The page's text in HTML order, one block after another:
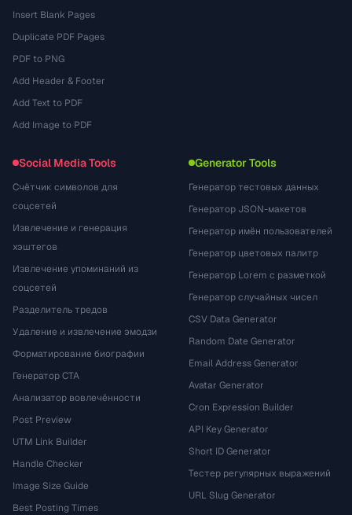
Insert Blank Pages
Duplicate PDF Pages
PDF to PNG
Add Header & Footer
Add Text to PDF
Add Image to PDF
Social Media Tools
Счётчик символов для
соцсетей
Извлечение и генерация
хэштегов
Извлечение упоминаний из
соцсетей
Разделитель тредов
Удаление и извлечение эмодзи
Форматирование биографии
Генератор CTA
Анализатор вовлечённости
Post Preview
UTM Link Builder
Handle Checker
Image Size Guide
Best Posting Times
Generator Tools
Генератор тестовых данных
Генератор JSON-макетов
Генератор имён пользователей
Генератор цветовых палитр
Генератор Lorem с разметкой
Генератор случайных чисел
CSV Data Generator
Random Date Generator
Email Address Generator
Avatar Generator
Cron Expression Builder
API Key Generator
Short ID Generator
Тестер регулярных выражений
URL Slug Generator